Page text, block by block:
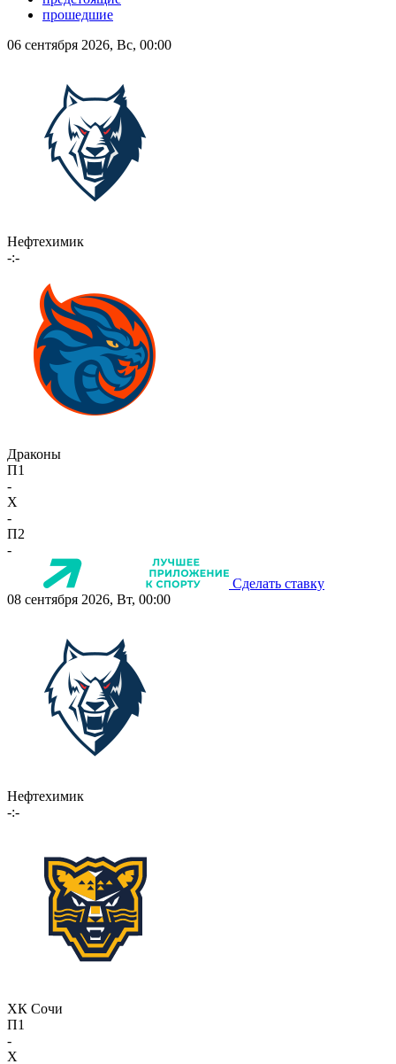
прошедшие
06 сентября 2026, Вс, 00:00
Нефтехимик
-:-
Драконы
П1
-
X
-
П2
-
Сделать ставку
08 сентября 2026, Вт, 00:00
Нефтехимик
-:-
ХК Сочи
П1
-
X